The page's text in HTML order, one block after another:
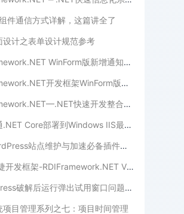
件通信方式详解，这篇讲全了
设计之表单设计规范参考
WinForm版新增通知公告、系统新闻模块
开发框架WinForm版新增编码管理
快速开发整合框架【开发实例】之产品管理（MVC版）
Core部署到Windows IIS最全解决方案
站点维护与加速必备插件及技巧
发框架-RDIFramework.NET V5.1发布(跨平台)
破解后运行弹出试用窗口问题处理方式
项目管理系列之七：项目时间管理